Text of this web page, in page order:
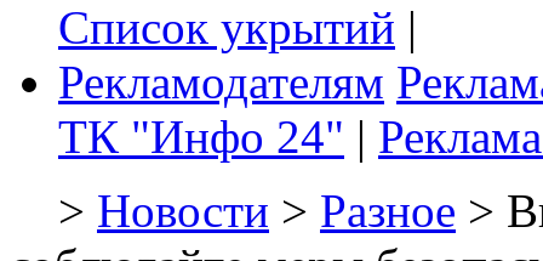
Список укрытий |
Рекламодателям
ТК "Инфо 24" |
> Новости > Разное >